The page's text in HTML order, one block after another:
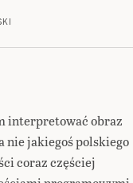
interpretować obraz
nie jakiegoś polskiego
coraz częściej